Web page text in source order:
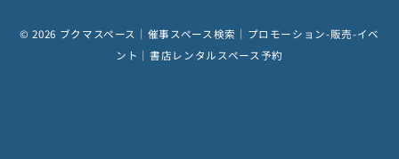
© 2026 ブクマスペース｜催事スペース検索｜プロモーション-販売-イベ
ント｜書店レンタルスペース予約